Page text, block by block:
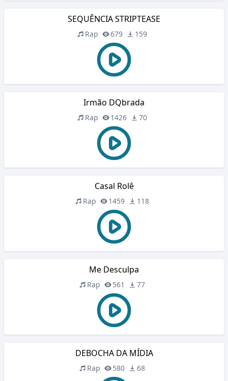
SEQUÊNCIA STRIPTEASE
Rap 679 159
Irmão DQbrada
Rap 1426 70
Casal Rolê
Rap 1459 118
Me Desculpa
Rap 561 77
DEBOCHA DA MÍDIA
Rap 580 68